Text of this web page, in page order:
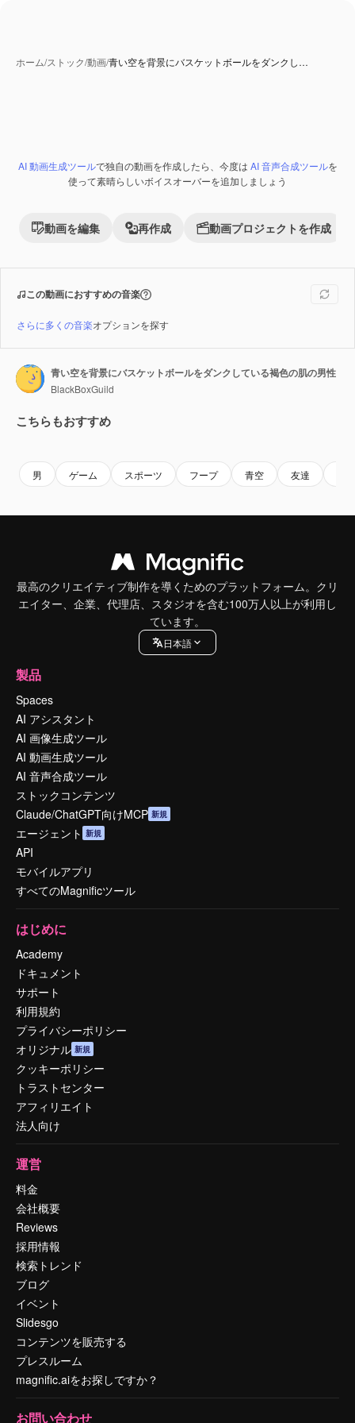
ホーム/ストック/動画/青い空を背景にバスケットボールをダンクし…
Premium
AI 動画生成ツールで独自の動画を作成したら、今度は AI 音声合成ツールを
使って素晴らしいボイスオーバーを追加しましょう
動画を編集 再作成 動画プロジェクトを作成
この動画におすすめの音楽
さらに多くの音楽オプションを探す
青い空を背景にバスケットボールをダンクしている褐色の肌の男性
BlackBoxGuild
こちらもおすすめ
男 ゲーム スポーツ フープ 青空 友達
最高のクリエイティブ制作を導くためのプラットフォーム。クリ
エイター、企業、代理店、スタジオを含む100万人以上が利用し
ています。
日本語
製品
Spaces
AI アシスタント
AI 画像生成ツール
AI 動画生成ツール
AI 音声合成ツール
ストックコンテンツ
Claude/ChatGPT向けMCP 新規
エージェント 新規
API
モバイルアプリ
すべてのMagnificツール
はじめに
Academy
ドキュメント
サポート
利用規約
プライバシーポリシー
オリジナル 新規
クッキーポリシー
トラストセンター
アフィリエイト
法人向け
運営
料金
会社概要
Reviews
採用情報
検索トレンド
ブログ
イベント
Slidesgo
コンテンツを販売する
プレスルーム
magnific.aiをお探しですか？
お問い合わせ